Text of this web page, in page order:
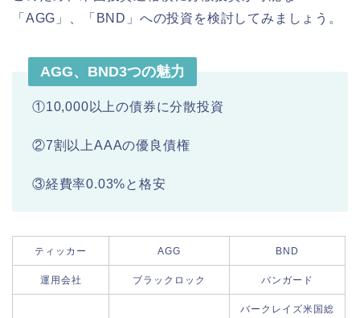
「AGG」、「BND」への投資を検討してみましょう。
AGG、BND3つの魅力
①10,000以上の債券に分散投資
②7割以上AAAの優良債権
③経費率0.03%と格安
ティッカー AGG BND
運用会社 ブラックロック バンガード
バークレイズ米国総